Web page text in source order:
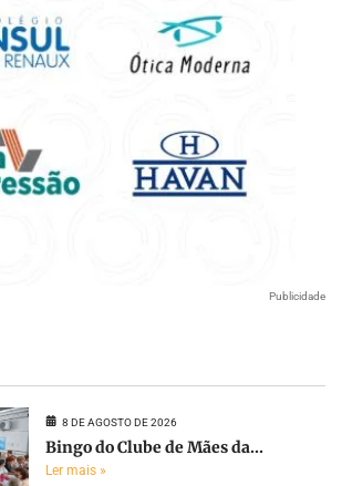
Publicidade
8 DE AGOSTO DE 2026
Bingo do Clube de Mães da...
Ler mais »